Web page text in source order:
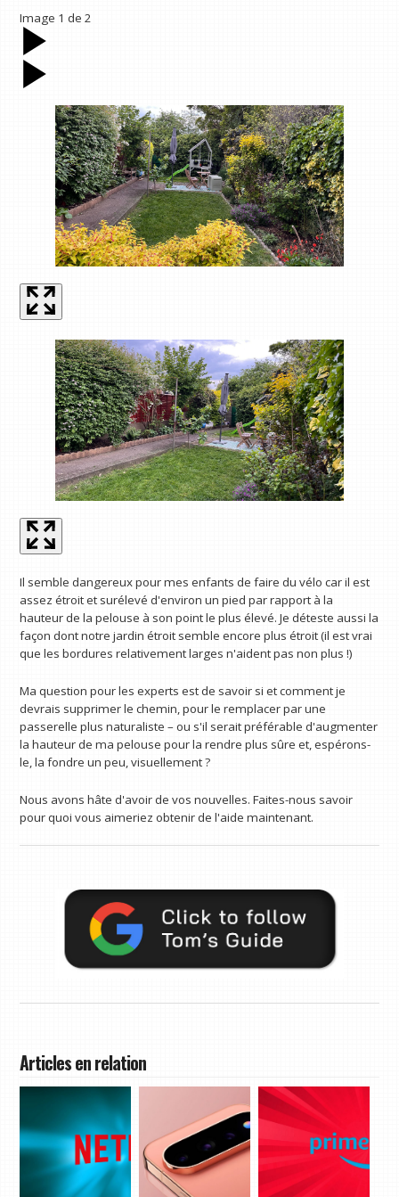
Image 1 de2
Il semble dangereux pour mes enfants de faire du vélo car il est
assez étroit et surélevé d'environ un pied par rapport à la
hauteur de la pelouse à son point le plus élevé. Je déteste aussi la
façon dont notre jardin étroit semble encore plus étroit (il est vrai
que les bordures relativement larges n'aident pas non plus !)
Ma question pour les experts est de savoir si et comment je
devrais supprimer le chemin, pour le remplacer par une
passerelle plus naturaliste – ou s'il serait préférable d'augmenter
la hauteur de ma pelouse pour la rendre plus sûre et, espérons-
le, la fondre un peu, visuellement ?
Nous avons hâte d'avoir de vos nouvelles. Faites-nous savoir
pour quoi vous aimeriez obtenir de l'aide maintenant.
Articles en relation